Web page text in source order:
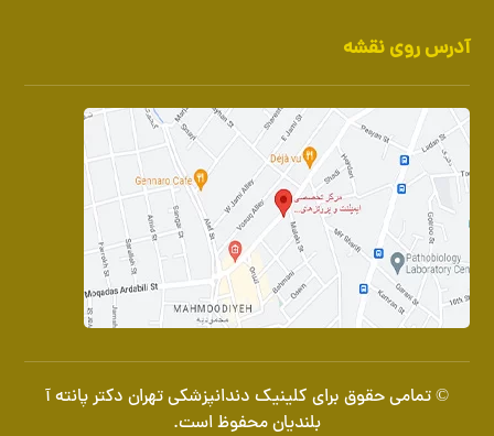
آدرس روی نقشه
© تمامی حقوق برای کلینیک دندانپزشکی تهران دکتر پانته آ
بلندیان محفوظ است.